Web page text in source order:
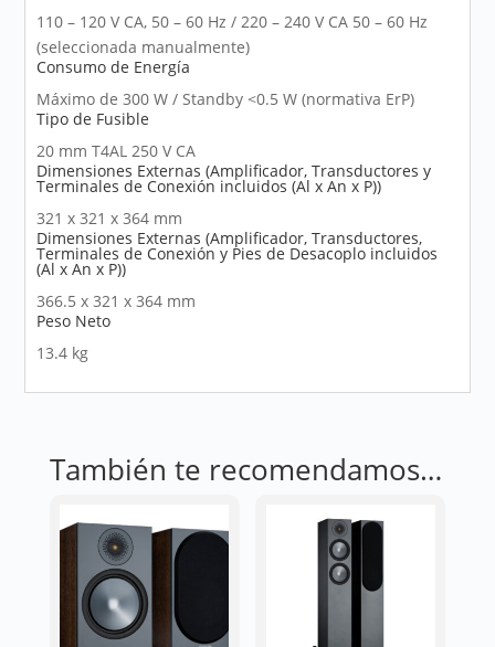
110 – 120 V CA, 50 – 60 Hz / 220 – 240 V CA 50 – 60 Hz
(seleccionada manualmente)
Consumo de Energía
Máximo de 300 W / Standby <0.5 W (normativa ErP)
Tipo de Fusible
20 mm T4AL 250 V CA
Dimensiones Externas (Amplificador, Transductores y
Terminales de Conexión incluidos (Al x An x P))
321 x 321 x 364 mm
Dimensiones Externas (Amplificador, Transductores,
Terminales de Conexión y Pies de Desacoplo incluidos
(Al x An x P))
366.5 x 321 x 364 mm
Peso Neto
13.4 kg
También te recomendamos…